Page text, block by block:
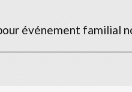
événement familial